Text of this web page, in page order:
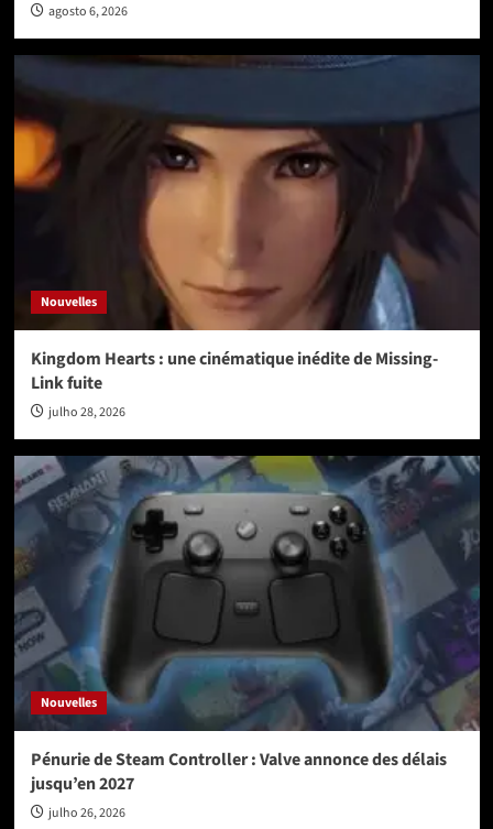
agosto 6, 2026
Nouvelles
Kingdom Hearts : une cinématique inédite de Missing-
Link fuite
julho 28, 2026
Nouvelles
Pénurie de Steam Controller : Valve annonce des délais
jusqu’en 2027
julho 26, 2026